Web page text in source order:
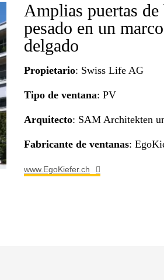
Amplias puertas
pesado en un
delgado
Propietario: Swiss Life AG
Tipo de ventana: PV
Arquitecto: SAM Architekten
Fabricante de ventanas:
www.EgoKiefer.ch